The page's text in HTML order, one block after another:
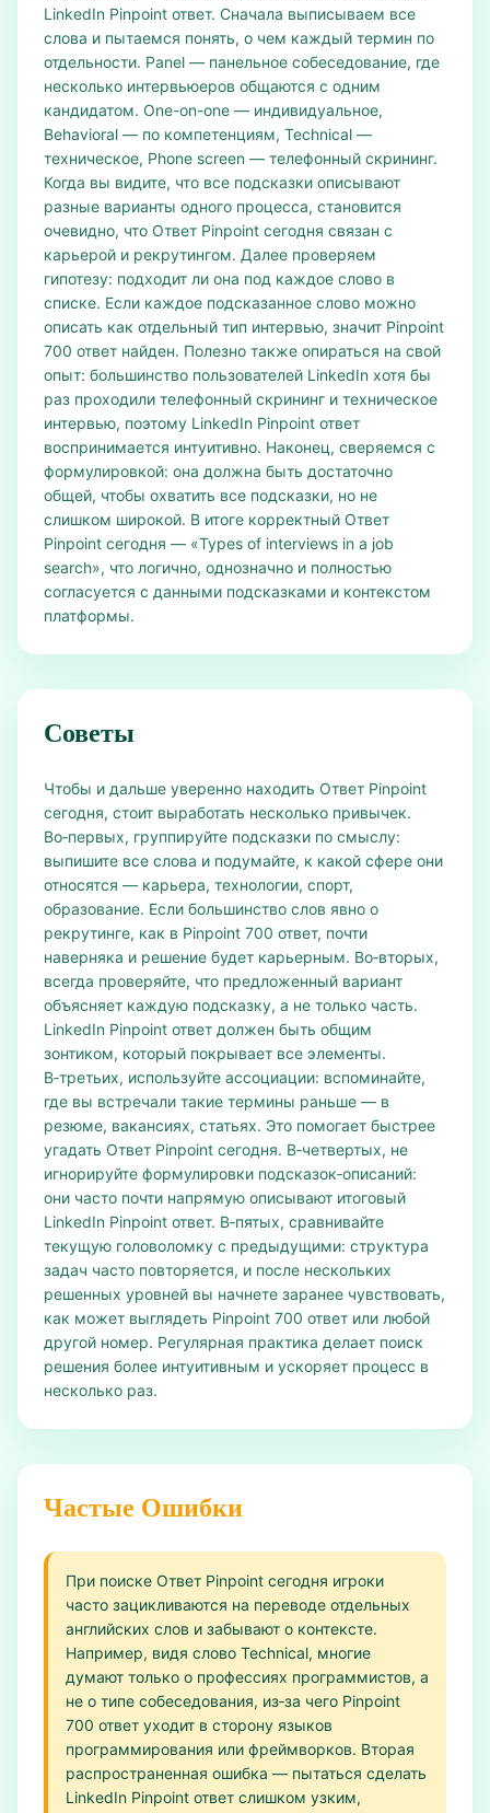
LinkedIn Pinpoint ответ. Сначала выписываем все
слова и пытаемся понять, о чем каждый термин по
отдельности. Panel — панельное собеседование, где
несколько интервьюеров общаются с одним
кандидатом. One-on-one — индивидуальное,
Behavioral — по компетенциям, Technical —
техническое, Phone screen — телефонный скрининг.
Когда вы видите, что все подсказки описывают
разные варианты одного процесса, становится
очевидно, что Ответ Pinpoint сегодня связан с
карьерой и рекрутингом. Далее проверяем
гипотезу: подходит ли она под каждое слово в
списке. Если каждое подсказанное слово можно
описать как отдельный тип интервью, значит Pinpoint
700 ответ найден. Полезно также опираться на свой
опыт: большинство пользователей LinkedIn хотя бы
раз проходили телефонный скрининг и техническое
интервью, поэтому LinkedIn Pinpoint ответ
воспринимается интуитивно. Наконец, сверяемся с
формулировкой: она должна быть достаточно
общей, чтобы охватить все подсказки, но не
слишком широкой. В итоге корректный Ответ
Pinpoint сегодня — «Types of interviews in a job
search», что логично, однозначно и полностью
согласуется с данными подсказками и контекстом
платформы.
Советы
Чтобы и дальше уверенно находить Ответ Pinpoint
сегодня, стоит выработать несколько привычек.
Во‑первых, группируйте подсказки по смыслу:
выпишите все слова и подумайте, к какой сфере они
относятся — карьера, технологии, спорт,
образование. Если большинство слов явно о
рекрутинге, как в Pinpoint 700 ответ, почти
наверняка и решение будет карьерным. Во‑вторых,
всегда проверяйте, что предложенный вариант
объясняет каждую подсказку, а не только часть.
LinkedIn Pinpoint ответ должен быть общим
зонтиком, который покрывает все элементы.
В‑третьих, используйте ассоциации: вспоминайте,
где вы встречали такие термины раньше — в
резюме, вакансиях, статьях. Это помогает быстрее
угадать Ответ Pinpoint сегодня. В‑четвертых, не
игнорируйте формулировки подсказок‑описаний:
они часто почти напрямую описывают итоговый
LinkedIn Pinpoint ответ. В‑пятых, сравнивайте
текущую головоломку с предыдущими: структура
задач часто повторяется, и после нескольких
решенных уровней вы начнете заранее чувствовать,
как может выглядеть Pinpoint 700 ответ или любой
другой номер. Регулярная практика делает поиск
решения более интуитивным и ускоряет процесс в
несколько раз.
Частые Ошибки
При поиске Ответ Pinpoint сегодня игроки
часто зацикливаются на переводе отдельных
английских слов и забывают о контексте.
Например, видя слово Technical, многие
думают только о профессиях программистов, а
не о типе собеседования, из‑за чего Pinpoint
700 ответ уходит в сторону языков
программирования или фреймворков. Вторая
распространенная ошибка — пытаться сделать
LinkedIn Pinpoint ответ слишком узким,